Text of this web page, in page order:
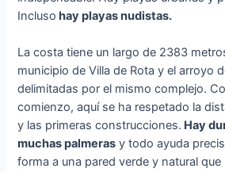
Incluso hay playas nudistas.
La costa tiene un largo de 2383
municipio de Villa de Rota y el arroyo
delimitadas por el mismo complejo.
comienzo, aquí se ha respetado la
y las primeras construcciones. Hay
muchas palmeras y todo ayuda
forma a una pared verde y natural que